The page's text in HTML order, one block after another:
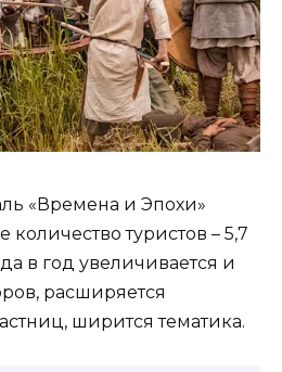
«Времена и Эпохи»
туристов – 5,7
в год увеличивается и
расширяется
ширится тематика.